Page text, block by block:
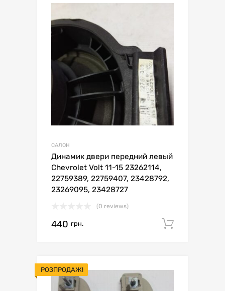
САЛОН
Динамик двери передний левый
Chevrolet Volt 11-15 23262114,
22759389, 22759407, 23428792,
23269095, 23428727
(0 reviews)
440 грн.
РОЗПРОДАЖ!